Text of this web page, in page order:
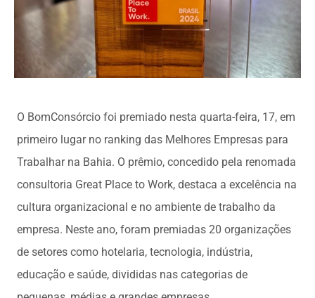
O BomConsórcio foi premiado nesta quarta-feira, 17, em
primeiro lugar no ranking das Melhores Empresas para
Trabalhar na Bahia. O prêmio, concedido pela renomada
consultoria Great Place to Work, destaca a excelência na
cultura organizacional e no ambiente de trabalho da
empresa. Neste ano, foram premiadas 20 organizações
de setores como hotelaria, tecnologia, indústria,
educação e saúde, divididas nas categorias de